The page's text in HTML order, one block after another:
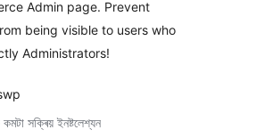
Admin page. Prevent
being visible to users who
Administrators!
সক্ৰিয় ইনষ্টলেশ্যন